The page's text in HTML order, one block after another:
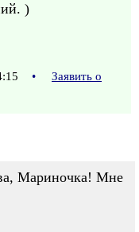
)
•
Заявить о
Мариночка! Мне